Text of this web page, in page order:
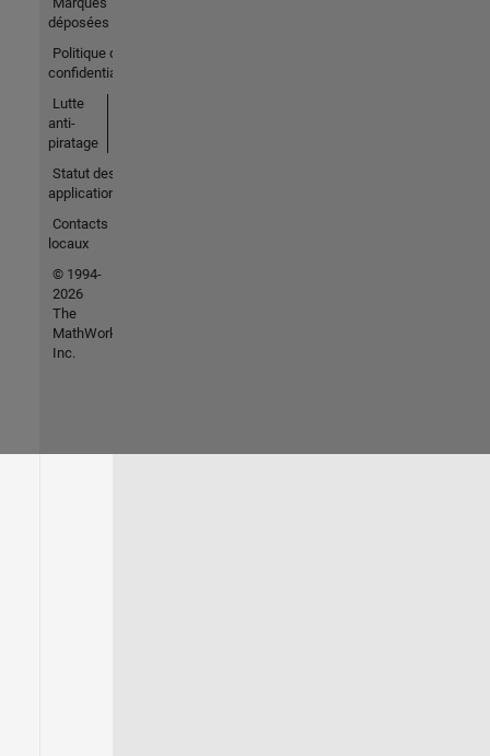
déposées
Politique de
confidentialité
Lutte
anti-
piratage
Statut des
applications
Contacts
locaux
© 1994-
2026
The
MathWorks,
Inc.